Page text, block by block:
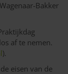
Bakker
af te nemen.
).
eisen van de